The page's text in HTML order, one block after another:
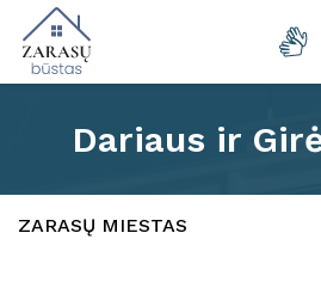
Naujienos
Zarasų miestas
Dariaus ir
ZARASŲ MIESTAS